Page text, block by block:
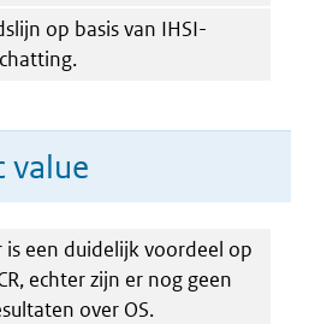
op basis van IHSI-
value
is een duidelijk voordeel op
echter zijn er nog geen
over OS.